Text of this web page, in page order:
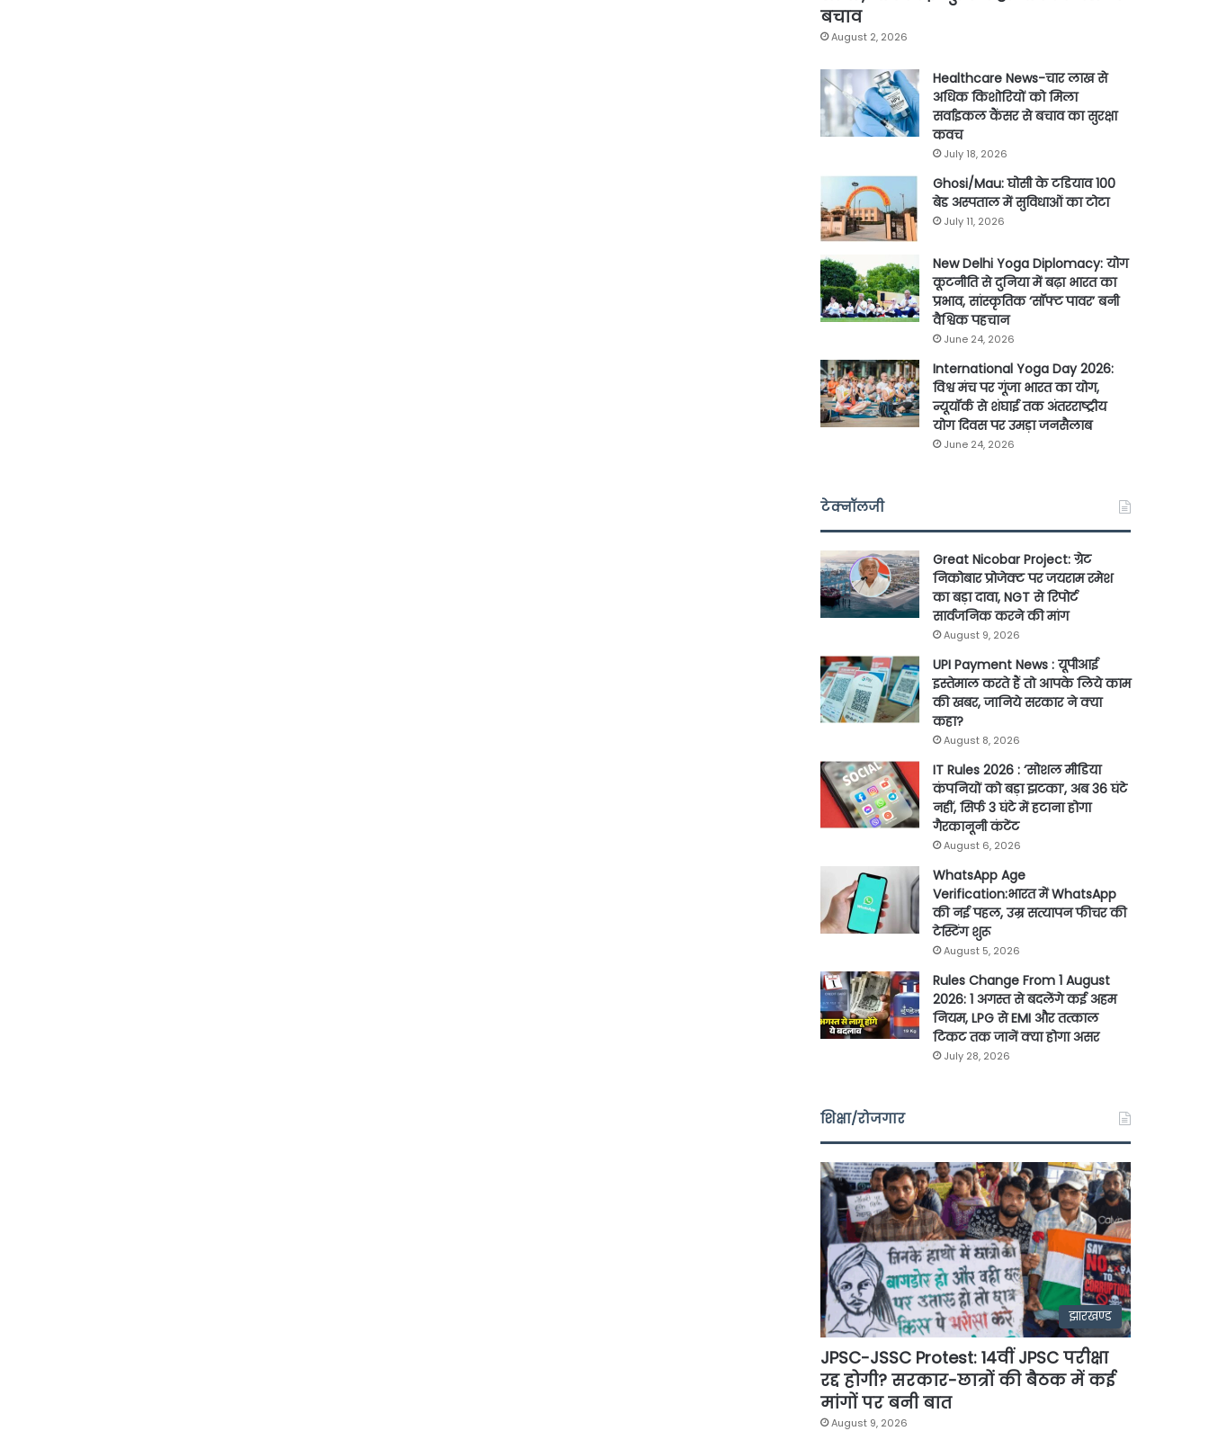
बचाव
August 2, 2026
Healthcare News-चार लाख से
अधिक किशोरियों को मिला
सर्वाइकल कैंसर से बचाव का सुरक्षा
कवच
July 18, 2026
Ghosi/Mau: घोसी के टडियाव 100
बेड अस्पताल में सुविधाओं का टोटा
July 11, 2026
New Delhi Yoga Diplomacy: योग
कूटनीति से दुनिया में बढ़ा भारत का
प्रभाव, सांस्कृतिक ‘सॉफ्ट पावर’ बनी
वैश्विक पहचान
June 24, 2026
International Yoga Day 2026:
विश्व मंच पर गूंजा भारत का योग,
न्यूयॉर्क से शंघाई तक अंतरराष्ट्रीय
योग दिवस पर उमड़ा जनसैलाब
June 24, 2026
टेक्नॉलजी
Great Nicobar Project: ग्रेट
निकोबार प्रोजेक्ट पर जयराम रमेश
का बड़ा दावा, NGT से रिपोर्ट
सार्वजनिक करने की मांग
August 9, 2026
UPI Payment News : यूपीआई
इस्तेमाल करते हैं तो आपके लिये काम
की खबर, जानिये सरकार ने क्या
कहा?
August 8, 2026
IT Rules 2026 : ‘सोशल मीडिया
कंपनियों को बड़ा झटका’, अब 36 घंटे
नहीं, सिर्फ 3 घंटे में हटाना होगा
गैरकानूनी कंटेंट
August 6, 2026
WhatsApp Age
Verification:भारत में WhatsApp
की नई पहल, उम्र सत्यापन फीचर की
टेस्टिंग शुरू
August 5, 2026
Rules Change From 1 August
2026: 1 अगस्त से बदलेंगे कई अहम
नियम, LPG से EMI और तत्काल
टिकट तक जानें क्या होगा असर
July 28, 2026
शिक्षा/रोजगार
झारखण्ड
JPSC-JSSC Protest: 14वीं JPSC परीक्षा
रद्द होगी? सरकार-छात्रों की बैठक में कई
मांगों पर बनी बात
August 9, 2026